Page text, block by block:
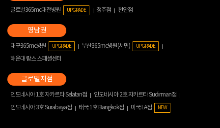
글로벌365mc대전병원 UPGRADE 청주점 천안점
대구365mc병원 UPGRADE 부산365mc병원(서면) UPGRADE
해운대 람스 스페셜센터
인도네시아 1호 자카르타 Selatan점
인도네시아 2호 자카르타 Sudirman점
인도네시아 3호 Surabaya점
태국 1호 Bangkok점 미국 LA점 NEW